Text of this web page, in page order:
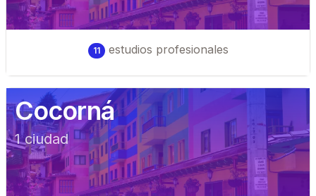
11 estudios profesionales
Cocorná
1ciudad